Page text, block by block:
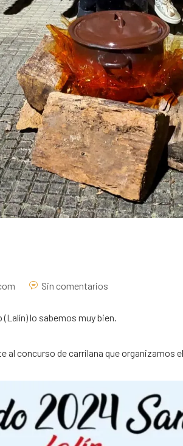
Sin comentarios
lo sabemos muy bien.
concurso de carrilana que organizamos el